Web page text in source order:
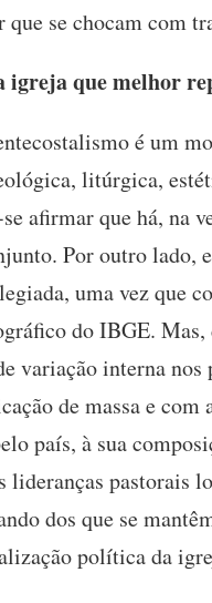
que se chocam com
que melhor
é um
litúrgica,
afirmar que há, na
Por outro lado,
uma vez que
do IBGE.
variação interna
de massa e
país, à sua
lideranças pastorais
dos que se
política da